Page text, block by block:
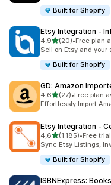
Built for Shopify
Etsy Integration ‑
4,9de 5 estrelas
(20)
20 total de avaliações
•Free plan
Sell on Etsy and
Built for Shopify
GD: Amazon
4,6de 5 estrelas
(27)
27 total de avaliações
•Free plan
Effortlessly Import
Etsy Integration ‑
4,6de 5 estrelas
(1.185)
1185 total de•Free
Sync Etsy Listings,
Built for Shopify
ISBNExpress: